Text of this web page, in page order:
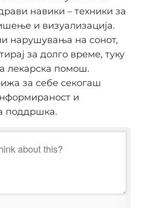
навики – техники за
и визуализација.
нарушувања на сонот,
за долго време, туку
лекарска помош.
за себе секогаш
и
поддршка.